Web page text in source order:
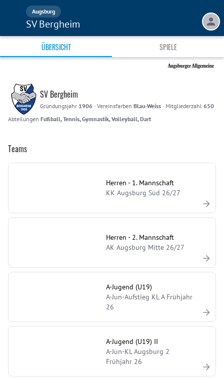
Augsburg
SV Bergheim
ÜBERSICHT SPIELE
SV Bergheim
Gründungsjahr 1906 · Vereinsfarben Blau-Weiss · Mitgliederzahl 650
Abteilungen Fußball, Tennis, Gymnastik, Volleyball, Dart
Teams
Herren - 1. Mannschaft
KK Augsburg Süd 26/27
Herren - 2. Mannschaft
AK Augsburg Mitte 26/27
A-Jugend (U19)
A-Jun-Aufstieg KL A Frühjahr
26
A-Jugend (U19) II
A-Jun-KL Augsburg 2
Frühjahr 26